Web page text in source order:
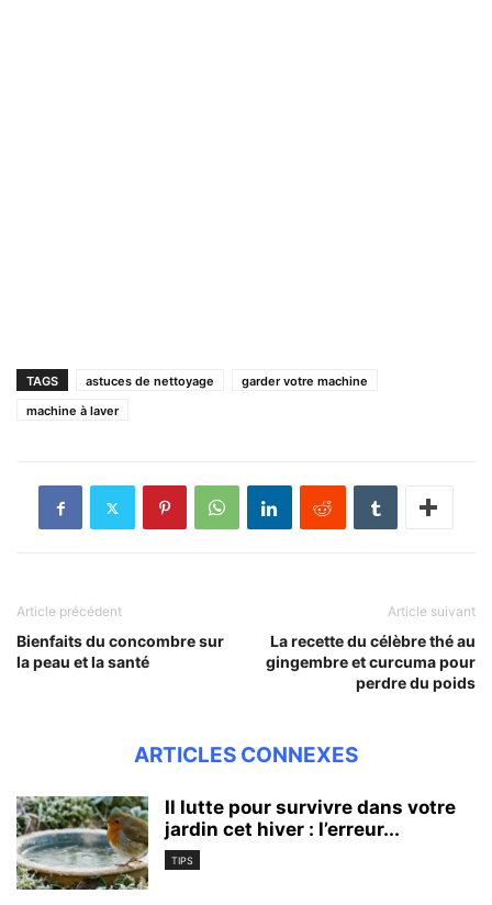
TAGS astuces de nettoyage
garder votre machine
machine à laver
Article précédent
Bienfaits du concombre sur
la peau et la santé
Article suivant
La recette du célèbre thé au
gingembre et curcuma pour
perdre du poids
ARTICLES CONNEXES
Il lutte pour survivre dans votre
jardin cet hiver : l’erreur...
TIPS